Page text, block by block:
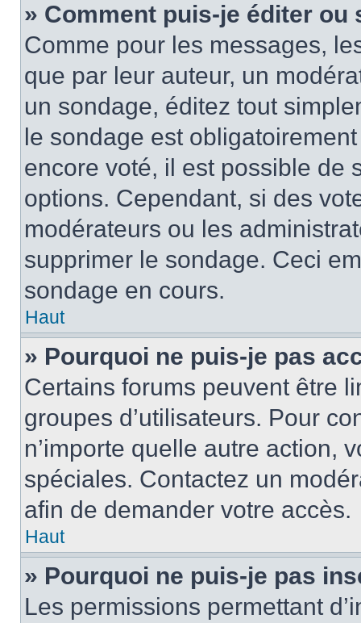
» Comment puis-je éditer ou
Comme pour les messages,
que par leur auteur, un
un sondage, éditez tout
le sondage est
encore voté, il est possible de
options. Cependant, si des
modérateurs ou les
supprimer le sondage. Ceci
sondage en cours.
Haut
» Pourquoi ne puis-je pas
Certains forums peuvent être
groupes d’utilisateurs. Pour
n’importe quelle autre action,
spéciales. Contactez un
afin de demander votre accès.
Haut
» Pourquoi ne puis-je pas
Les permissions permettant